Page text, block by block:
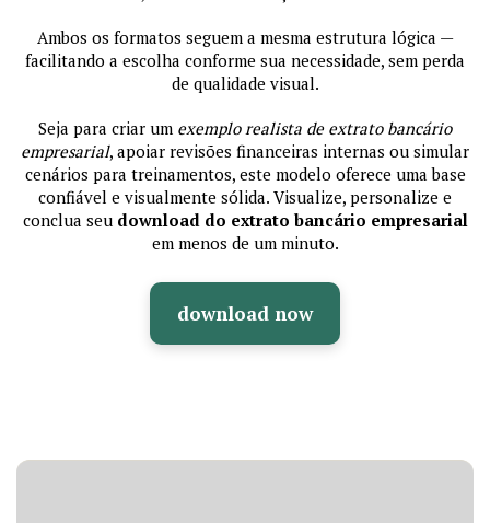
Ambos os formatos seguem a mesma estrutura lógica —
facilitando a escolha conforme sua necessidade, sem perda
de qualidade visual.
Seja para criar um exemplo realista de extrato bancário
empresarial, apoiar revisões financeiras internas ou simular
cenários para treinamentos, este modelo oferece uma base
confiável e visualmente sólida. Visualize, personalize e
conclua seu download do extrato bancário empresarial
em menos de um minuto.
download now